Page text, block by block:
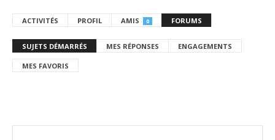
ACTIVITÉS PROFIL AMIS 0 FORUMS
SUJETS DÉMARRÉS MES RÉPONSES ENGAGEMENTS
MES FAVORIS